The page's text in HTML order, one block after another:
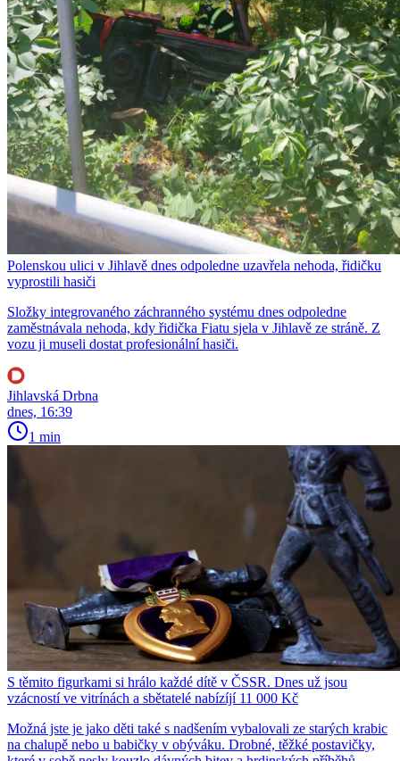
Polenskou ulici v Jihlavě dnes odpoledne uzavřela nehoda, řidičku
vyprostili hasiči
Složky integrovaného záchranného systému dnes odpoledne
zaměstnávala nehoda, kdy řidička Fiatu sjela v Jihlavě ze stráně. Z
vozu ji museli dostat profesionální hasiči.
Jihlavská Drbna
dnes, 16:39
1 min
S těmito figurkami si hrálo každé dítě v ČSSR. Dnes už jsou
vzácností ve vitrínách a sbětatelé nabízíjí 11 000 Kč
Možná jste je jako děti také s nadšením vybalovali ze starých krabic
na chalupě nebo u babičky v obýváku. Drobné, těžké postavičky,